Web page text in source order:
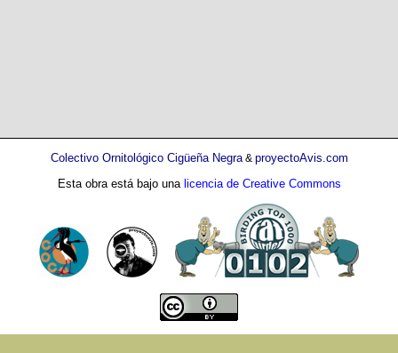
Colectivo Ornitológico Cigüeña Negra& proyectoAvis.com
Esta obra está bajo una licencia de Creative Commons